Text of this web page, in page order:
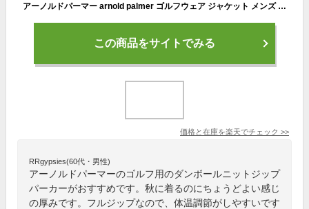
アーノルドパーマー arnold palmer ゴルフウェア ジャケット メンズ ダンボールニットジップパーカー AP220205L01 【2022年秋冬モデル】
この商品をサイトでみる
価格と在庫を楽天でチェック >>
RRgypsies(60代・男性)
アーノルドパーマーのゴルフ用のダンボールニットジップ
パーカーがおすすめです。秋に着るのにちょうどよい感じ
の厚みです。フルジップなので、体温調節がしやすいです